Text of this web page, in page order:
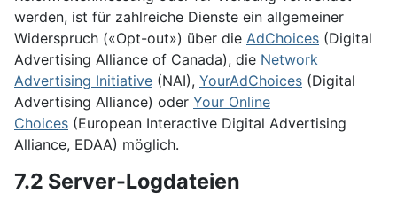
werden, ist für zahlreiche Dienste ein allgemeiner
Widerspruch («Opt-out») über die AdChoices (Digital
Advertising Alliance of Canada), die Network
Advertising Initiative (NAI), YourAdChoices (Digital
Advertising Alliance) oder Your Online
Choices (European Interactive Digital Advertising
Alliance, EDAA) möglich.
7.2 Server-Logdateien